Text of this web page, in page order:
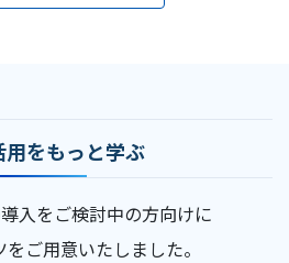
用をもっと学ぶ
入をご検討中の方向けに
ご用意いたしました。